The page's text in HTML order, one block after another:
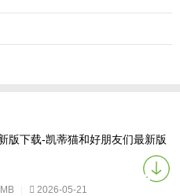
版下载-凯蒂猫和好朋友们最新版
2026-05-21